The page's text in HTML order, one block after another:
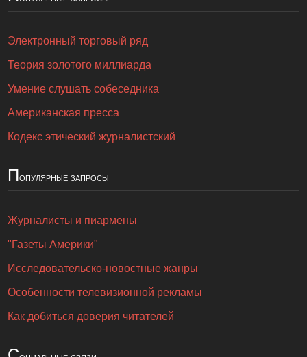
Электронный торговый ряд
Теория золотого миллиарда
Умение слушать собеседника
Американская пресса
Кодекс этический журналистский
Популярные запросы
Журналисты и пиармены
"Газеты Америки"
Исследовательско-новостные жанры
Особенности телевизионной рекламы
Как добиться доверия читателей